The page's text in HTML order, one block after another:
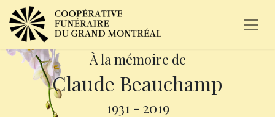
À la mémoire de
Claude Beauchamp
1931 - 2019